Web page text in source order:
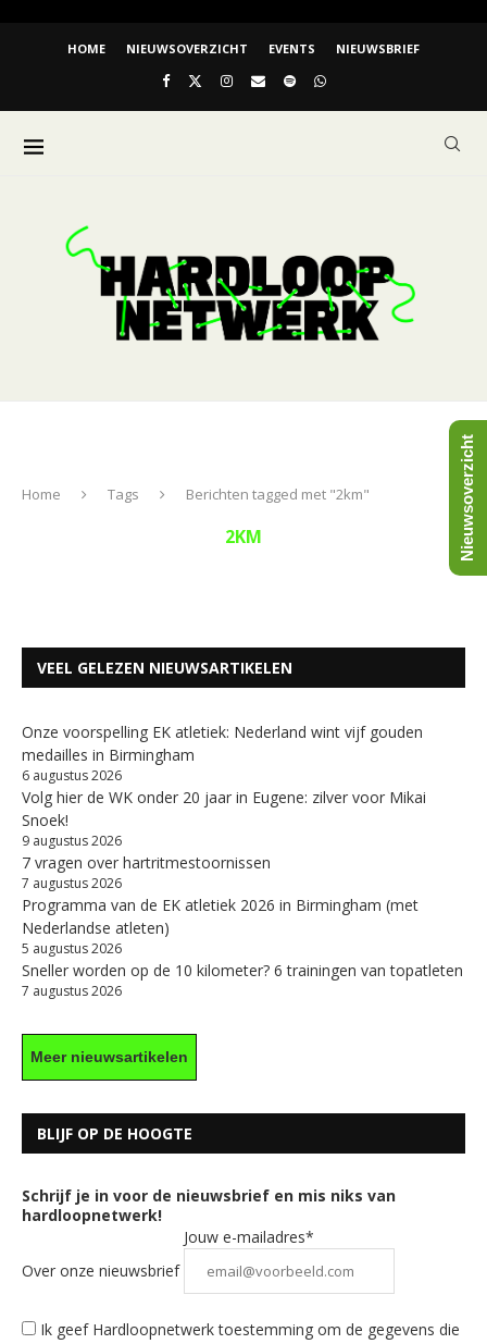
HOME NIEUWSOVERZICHT EVENTS NIEUWSBRIEF
Home Tags Berichten tagged met "2km"
2KM
VEEL GELEZEN NIEUWSARTIKELEN
Onze voorspelling EK atletiek: Nederland wint vijf gouden
medailles in Birmingham
6 augustus 2026
Volg hier de WK onder 20 jaar in Eugene: zilver voor Mikai
Snoek!
9 augustus 2026
7 vragen over hartritmestoornissen
7 augustus 2026
Programma van de EK atletiek 2026 in Birmingham (met
Nederlandse atleten)
5 augustus 2026
Sneller worden op de 10 kilometer? 6 trainingen van topatleten
7 augustus 2026
Meer nieuwsartikelen
BLIJF OP DE HOOGTE
Schrijf je in voor de nieuwsbrief en mis niks van
hardloopnetwerk!
Over onze nieuwsbrief
Jouw e-mailadres*
Ik geef Hardloopnetwerk toestemming om de gegevens die
Nieuwsoverzicht